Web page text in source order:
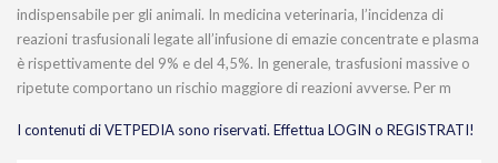
indispensabile per gli animali. In medicina veterinaria, l’incidenza di
reazioni trasfusionali legate all’infusione di emazie concentrate e plasma
è rispettivamente del 9% e del 4,5%. In generale, trasfusioni massive o
ripetute comportano un rischio maggiore di reazioni avverse. Per m
I contenuti di VETPEDIA sono riservati. Effettua LOGIN o REGISTRATI!